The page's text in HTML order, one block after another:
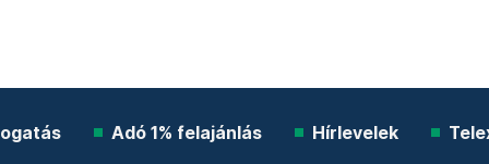
Adó 1% felajánlás Hírlevelek